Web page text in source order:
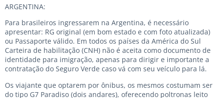
ARGENTINA:
Para brasileiros ingressarem na Argentina, é necessário
apresentar: RG original (em bom estado e com foto atualizada)
ou Passaporte válido. Em todos os países da América do Sul
Carteira de habilitação (CNH) não é aceita como documento de
identidade para imigração, apenas para dirigir e importante a
contratação do Seguro Verde caso vá com seu veículo para lá.
Os viajante que optarem por ônibus, os mesmos costumam ser
do tipo G7 Paradiso (dois andares), oferecendo poltronas leito